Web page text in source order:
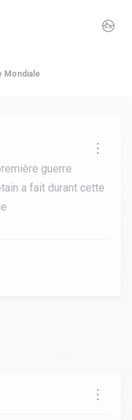
Mondiale
guerre
a fait durant cette